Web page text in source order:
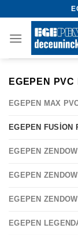
content
EGEPEN PVC
EGEPEN MAX
EGEPEN FUSION
EGEPEN
EGEPEN
EGEPEN
EGEPEN